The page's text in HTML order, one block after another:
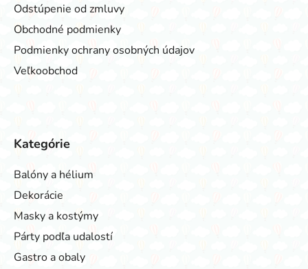
Odstúpenie od zmluvy
Obchodné podmienky
Podmienky ochrany osobných údajov
Veľkoobchod
Kategórie
Balóny a hélium
Dekorácie
Masky a kostýmy
Párty podľa udalostí
Gastro a obaly